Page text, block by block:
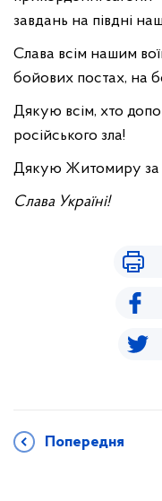
завдань на півдні
Слава всім нашим
бойових постах, на
Дякую всім, хто
російського зла!
Дякую Житомиру за
Слава Україні!
Попередня